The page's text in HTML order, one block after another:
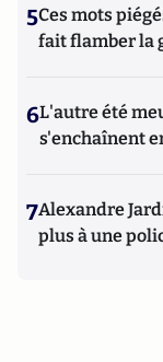
5Ces mots
fait flamber la
6L'autre été
s'enchaînent
7Alexandre
plus à une